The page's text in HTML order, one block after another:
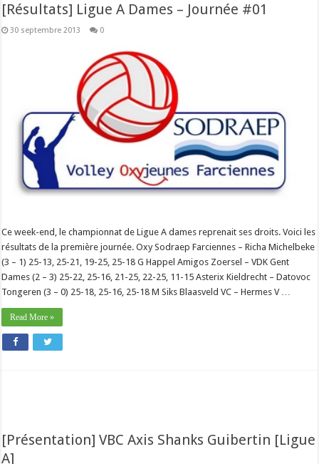
[Résultats] Ligue A Dames – Journée #01
30 septembre 2013 0
Ce week-end, le championnat de Ligue A dames reprenait ses droits. Voici les
résultats de la première journée. Oxy Sodraep Farciennes – Richa Michelbeke
(3 – 1) 25-13, 25-21, 19-25, 25-18 G Happel Amigos Zoersel – VDK Gent
Dames (2 – 3) 25-22, 25-16, 21-25, 22-25, 11-15 Asterix Kieldrecht – Datovoc
Tongeren (3 – 0) 25-18, 25-16, 25-18 M Siks Blaasveld VC – Hermes V …
Read More »
[Présentation] VBC Axis Shanks Guibertin [Ligue
A]